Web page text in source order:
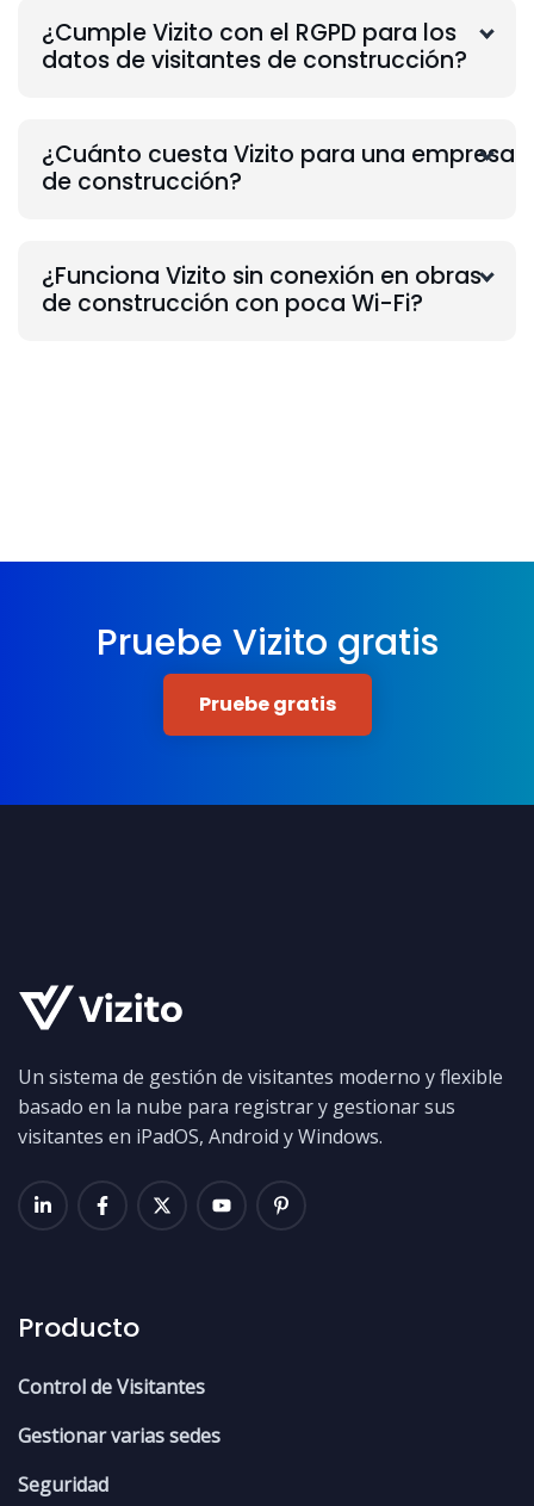
¿Cumple Vizito con el RGPD para los
datos de visitantes de construcción?
¿Cuánto cuesta Vizito para una empresa
de construcción?
¿Funciona Vizito sin conexión en obras
de construcción con poca Wi-Fi?
Pruebe Vizito gratis
Pruebe gratis
Un sistema de gestión de visitantes moderno y flexible
basado en la nube para registrar y gestionar sus
visitantes en iPadOS, Android y Windows.
Producto
Control de Visitantes
Gestionar varias sedes
Seguridad